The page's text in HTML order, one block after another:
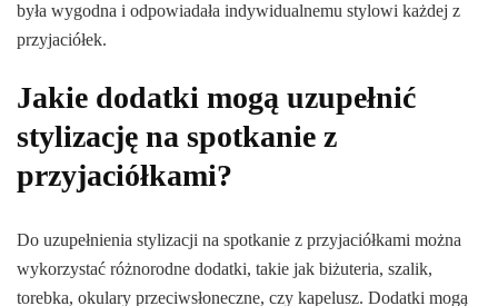
była wygodna i odpowiadała indywidualnemu stylowi każdej z
przyjaciółek.
Jakie dodatki mogą uzupełnić
stylizację na spotkanie z
przyjaciółkami?
Do uzupełnienia stylizacji na spotkanie z przyjaciółkami można
wykorzystać różnorodne dodatki, takie jak biżuteria, szalik,
torebka, okulary przeciwsłoneczne, czy kapelusz. Dodatki mogą